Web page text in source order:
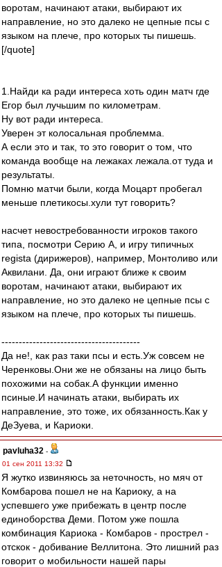
воротам, начинают атаки, выбирают их
направление, но это далеко не цепные псы с
языком на плече, про которых ты пишешь.
[/quote]
1.Найди ка ради интереса хоть один матч где
Егор был лучьшим по километрам.
Ну вот ради интереса.
Уверен эт колосальная проблемма.
А если это и так, то это говорит о том, что
команда вообще на лежаках лежала.от туда и
результаты.
Помню матчи были, когда Моцарт пробегал
меньше плетикосы.хули тут говорить?
насчет невостребованности игроков такого
типа, посмотри Серию А, и игру типичных
regista (дирижеров), например, Монтоливо или
Аквилани. Да, они играют ближе к своим
воротам, начинают атаки, выбирают их
направление, но это далеко не цепные псы с
языком на плече, про которых ты пишешь.
----------------------------------------
Да не!, как раз таки псы и есть.Уж совсем не
Черенковы.Они же не обязаны на лицо быть
похожими на собак.А функции именно
псиные.И начинать атаки, выбирать их
направление, это тоже, их обязанность.Как у
ДеЗуева, и Кариоки.
pavluha32 -
01 сен 2011 13:32
Я жутко извиняюсь за неточность, но мяч от
Комбарова пошел не на Кариоку, а на
успевшего уже прибежать в центр после
единоборства Деми. Потом уже пошла
комбинация Кариока - Комбаров - прострел -
отскок - добивание Веллитона. Это лишний раз
говорит о мобильности нашей пары